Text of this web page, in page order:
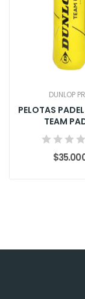
DUNLOP
PELOTAS
TEAM